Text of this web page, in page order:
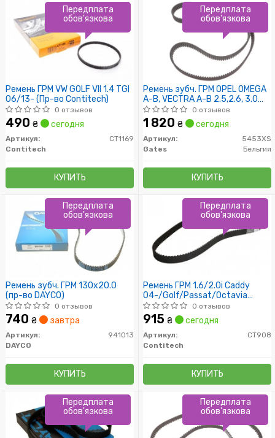
Ремень ГРМ VW GOLF VII 1.4 TGI
06/13- (Пр-во Contitech)
0 отзывов
490 ₴ сегодня
Артикул:
CT1169
Contitech
КУПИТЬ
Передплата
обов'язкова
Ремень зубч. ГРМ OPEL OMEGA
A-B, VECTRA A-B 2.5,2.6, 3.0
Z=225 (пр-во Gates)
0 отзывов
1 820 ₴ сегодня
Артикул:
5453XS
Gates
Бельгия
КУПИТЬ
Передплата
обов'язкова
Ремень зубч. ГРМ 130x20.0
(пр-во DAYCO)
0 отзывов
740 ₴ завтра
Артикул:
941013
DAYCO
КУПИТЬ
Передплата
обов'язкова
Ремень ГРМ 1.6/2.0i Caddy
04-/Golf/Passat/Octavia
97-/Jetta 05-0 отзывов
915 ₴ сегодня
Артикул:
CT908
Contitech
КУПИТЬ
Передплата
обов'язкова
Передплата
обов'язкова
Передплата
обов'язкова